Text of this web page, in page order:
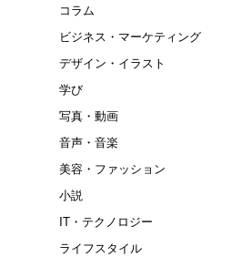
コラム
ビジネス・マーケティング
デザイン・イラスト
学び
写真・動画
音声・音楽
美容・ファッション
小説
IT・テクノロジー
ライフスタイル